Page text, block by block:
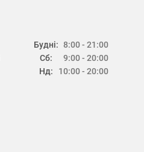
Будні:
Сб:
Нд:
8:00 - 21:00
9:00 - 20:00
10:00 - 20:00